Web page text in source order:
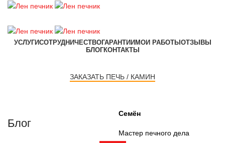
УСЛУГИСОТРУДНИЧЕСТВОГАРАНТИИ МОИ РАБОТЫ ОТЗЫВЫ
БЛОГКОНТАКТЫ
ЗАКАЗАТЬ ПЕЧЬ / КАМИН
Семён
Мастер печного дела
Блог